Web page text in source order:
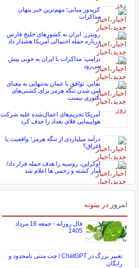
کریدور میانی؛ مهم‌ترین خبر پنهان
مذاکرات
رویترز: ایران به کشورهای خلیج فارس
درباره حمله احتمالی آمریکا هشدار داد
ترامپ: مذاکرات با ایران به خوبی پیش
می‌رود
بقایی: توافق با عمان به‌تنهایی به معنای
امن شدن تنگه هرمز برای کشتی‌های
عبوری نیست
آمریکا تحریم‌های اعمال‌شده علیه شرکت
هواپیمایی فلای بغداد را حذف کرد
درآمد میلیاردی از تنگه هرمز؛ واقعیت یا
اغراق؟
اوکراین، روسیه را هدف حمله قرار داد/
آمار کشته و زخمی ها اعلام شد
امروز در بیتوته
فال روزانه - جمعه 16 مرداد
1405
تغییر بزرگ در ChatGPT / چت متنی نامحدود و
رایگان